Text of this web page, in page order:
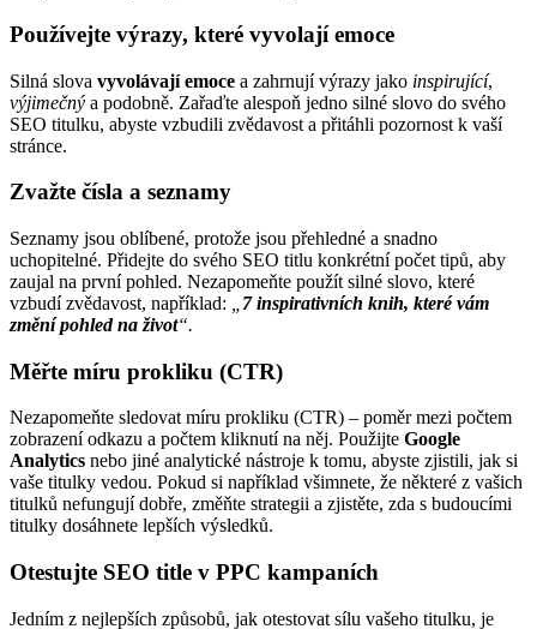
Používejte výrazy, které vyvolají emoce
Silná slova vyvolávají emoce a zahrnují výrazy jako inspirující,
výjimečný a podobně. Zařaďte alespoň jedno silné slovo do svého
SEO titulku, abyste vzbudili zvědavost a přitáhli pozornost k vaší
stránce.
Zvažte čísla a seznamy
Seznamy jsou oblíbené, protože jsou přehledné a snadno
uchopitelné. Přidejte do svého SEO titlu konkrétní počet tipů, aby
zaujal na první pohled. Nezapomeňte použít silné slovo, které
vzbudí zvědavost, například:
7 inspirativních knih, které vám
změní pohled na život“.
Měřte míru prokliku (CTR)
Nezapomeňte sledovat míru prokliku (CTR) – poměr mezi počtem
zobrazení odkazu a počtem kliknutí na něj. Použijte Google
Analytics nebo jiné analytické nástroje k tomu, abyste zjistili, jak si
vaše titulky vedou. Pokud si například všimnete, že některé z vašich
titulků nefungují dobře, změňte strategii a zjistěte, zda s budoucími
titulky dosáhnete lepších výsledků.
Otestujte SEO title v PPC kampaních
Jedním z nejlepších způsobů, jak otestovat sílu vašeho titulku, je